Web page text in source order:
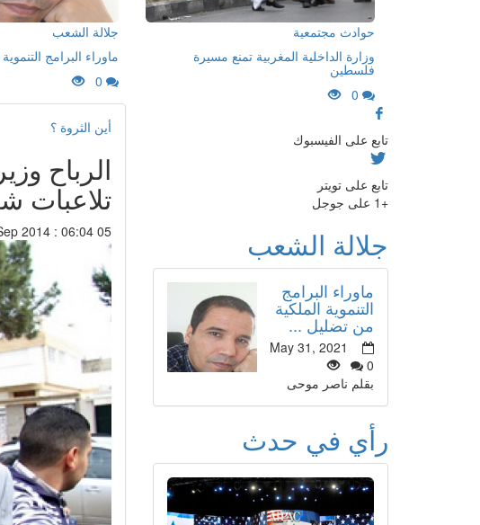
جلالة الشعب
ماوراء البرامج
حوادث مجتمعية
وزارة الداخلية المغربية تمنع مسيرة
فلسطين
أين الثروة ؟
الرباح
تلاعبات
05 Sep 2014 : 06:04
تابع على الفيسبوك
تابع على تويتر
+1 على جوجل
جلالة الشعب
ماوراء البرامج
التنموية الملكية
من تضليل ...
May 31, 2021
0
بقلم ناصر موحى
رأي في حدث